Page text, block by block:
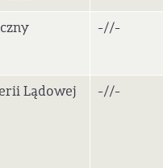
-//-
Lądowej -//-